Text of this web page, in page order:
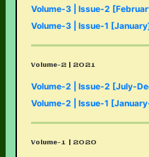
Volume-3 | Issue-2
Volume-3 | Issue-1
Volume-2 | 2021
Volume-2 | Issue-2 [July-
Volume-2 | Issue-1
Volume-1 | 2020